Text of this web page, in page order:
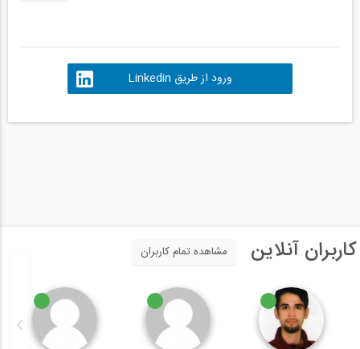
ورود از طریق Linkedin
کاربران آنلاین مشاهده تمام کاربران